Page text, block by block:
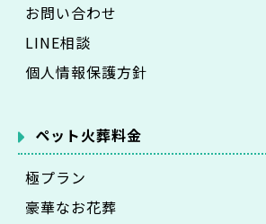
お問い合わせ
LINE相談
個人情報保護方針
ペット火葬料金
極プラン
豪華なお花葬